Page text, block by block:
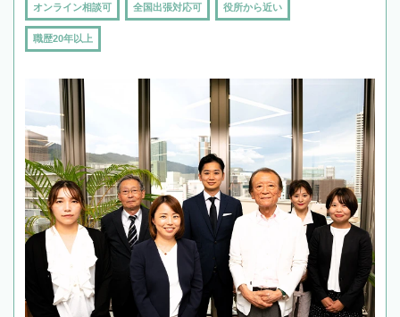
オンライン相談可 全国出張対応可 役所から近い
職歴20年以上